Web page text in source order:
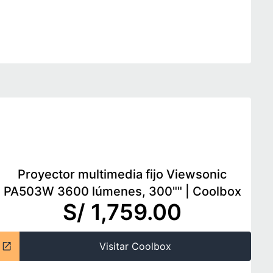
Proyector multimedia fijo Viewsonic
PA503W 3600 lúmenes, 300""
Coolbox
S/ 1,759.00
Visitar Coolbox